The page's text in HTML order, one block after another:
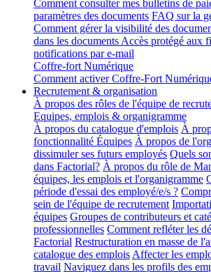
Comment consulter mes bulletins de
paramètres des documents FAQ sur la
Comment gérer la visibilité des
dans les documents Accès protégé aux
notifications par e-mail
Coffre-fort Numérique
Comment activer Coffre-Fort
Recrutement & organisation
À propos des rôles de l'équipe de
Equipes, emplois & organigramme
À propos du catalogue d'emplois À
fonctionnalité Équipes À propos de
dissimuler ses futurs employés Quels
dans Factorial? À propos du rôle de
équipes, les emplois et l'organigramme
période d'essai des employé/e/s ?
sein de l'équipe de recrutement
équipes Groupes de contributeurs et
professionnelles Comment refléter les
Factorial Restructuration en masse de
catalogue des emplois Affecter les
travail Naviguez dans les profils des